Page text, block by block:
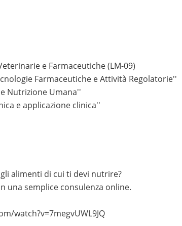
e Farmaceutiche (LM-09)
Farmaceutiche e Attività Regolatorie''
Nutrizione Umana''
e applicazione clinica''
alimenti di cui ti devi nutrire?
una semplice consulenza online.
watch?v=7megvUWL9JQ